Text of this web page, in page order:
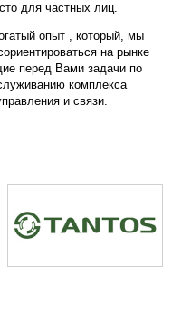
для частных лиц.
опыт , который, мы
на рынке
перед Вами задачи по
комплекса
и связи.